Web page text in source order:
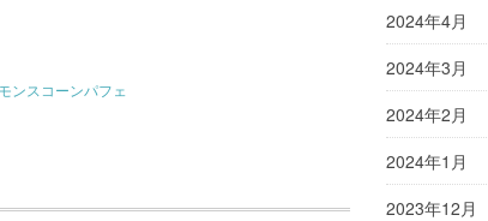
ンスコーンパフェ
2024年4月
2024年3月
2024年2月
2024年1月
2023年12月